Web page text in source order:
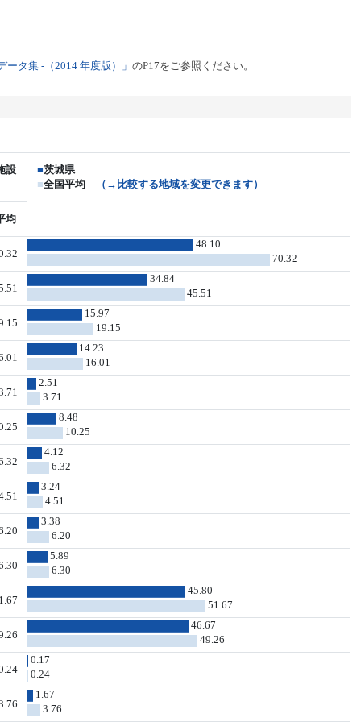
ータ集 -（2014 年度版）」のP17をご参照ください。
設 ■茨城県
■全国平均 （→比較する地域を変更できます）
均
48.10
70.32
34.84
45.51
15.97
19.15
14.23
16.01
2.51
3.71
8.48
10.25
4.12
6.32
3.24
4.51
3.38
6.20
5.89
6.30
45.80
51.67
46.67
49.26
0.17
0.24
1.67
3.76